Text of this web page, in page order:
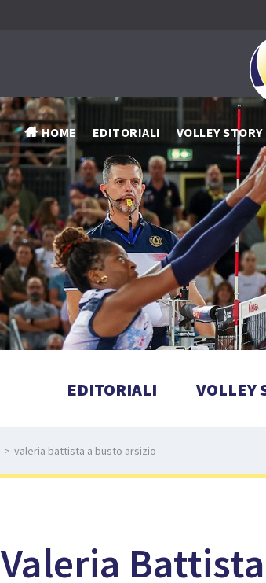
HOME EDITORIALI VOLLEY
EDITORIALI VOLLEY
> valeria battista a busto arsizio
Valeria